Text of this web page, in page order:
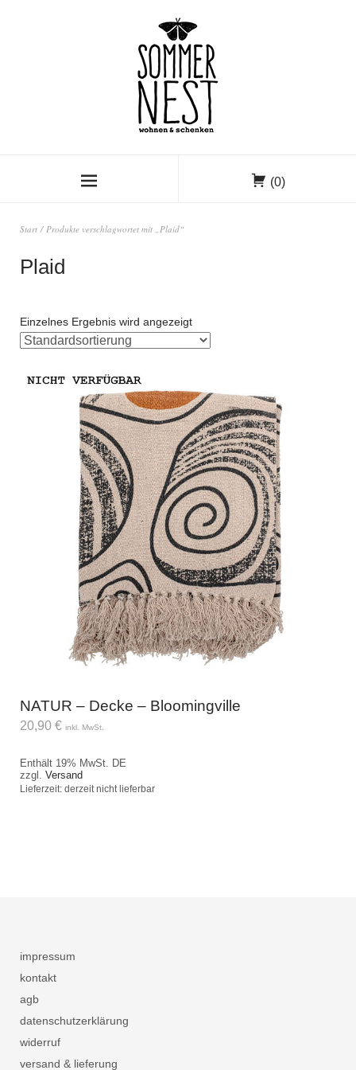
(0)
Start / Produkte verschlagwortet mit „Plaid“
Plaid
Einzelnes Ergebnis wird angezeigt
NATUR – Decke – Bloomingville
20,90 € inkl. MwSt.
Enthält 19% MwSt. DE
zzgl. Versand
Lieferzeit: derzeit nicht lieferbar
impressum
kontakt
agb
datenschutzerklärung
widerruf
versand & lieferung